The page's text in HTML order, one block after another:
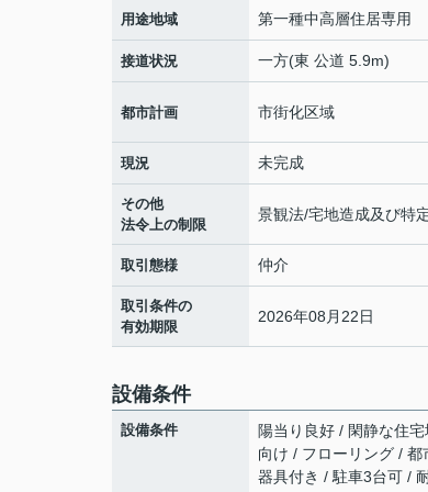
用途地域 第一種中高層住居専用
接道状況 一方(東 公道 5.9m)
都市計画 市街化区域
現況 未完成
その他
法令上の制限
景観法/宅地造成及び特
取引態様 仲介
取引条件の
有効期限
2026年08月22日
設備条件
設備条件
陽当り良好 / 閑静な住
向け / フローリング /
器具付き / 駐車3台可 /